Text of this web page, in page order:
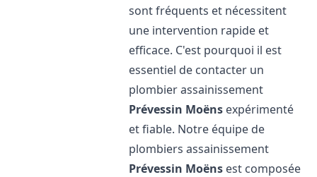
sont fréquents et nécessitent
une intervention rapide et
efficace. C'est pourquoi il est
essentiel de contacter un
plombier assainissement
Prévessin Moëns expérimenté
et fiable. Notre équipe de
plombiers assainissement
Prévessin Moëns est composée